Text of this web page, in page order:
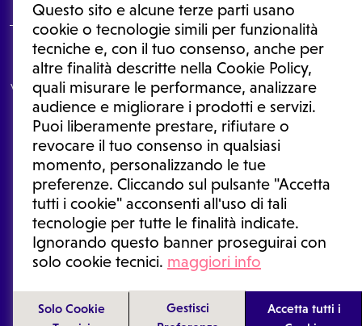
Questo sito e alcune terze parti usano
cookie o tecnologie simili per funzionalità
tecniche e, con il tuo consenso, anche per
altre finalità descritte nella Cookie Policy,
quali misurare le performance, analizzare
audience e migliorare i prodotti e servizi.
Puoi liberamente prestare, rifiutare o
revocare il tuo consenso in qualsiasi
momento, personalizzando le tue
preferenze. Cliccando sul pulsante "Accetta
tutti i cookie" acconsenti all'uso di tali
tecnologie per tutte le finalità indicate.
Ignorando questo banner proseguirai con
solo cookie tecnici. maggiori info
Solo Cookie
Gestisci
Accetta tutti i
Le informazioni proposte in questo sito non sono un consulto medico.
In nessun caso, queste informazioni sostituiscono un consulto, una
visita o una diagnosi formulata dal medico. Non si devono considerare
le informazioni disponibili come suggerimenti per la formulazione di
una diagnosi, la determinazione di un trattamento o l'assunzione o
sospensione di un farmaco senza prima consultare un medico di
medicina generale o uno specialista.
Condizioni di utilizzo|Privacy Policy |Gestione cookie
Ⓒ 2026 | Tutti i diritti riservati.